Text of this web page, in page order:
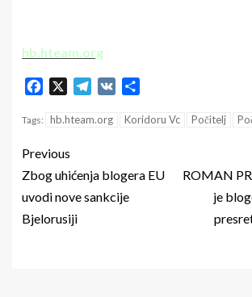
hb.hteam.org
Facebook Telegram
VK
Tags: hb.hteam.org Koridoru Vc Počitelj
Previous
Zbog uhićenja blogera EU
uvodi nove sankcije
Bjelorusiji
ROMAN
je